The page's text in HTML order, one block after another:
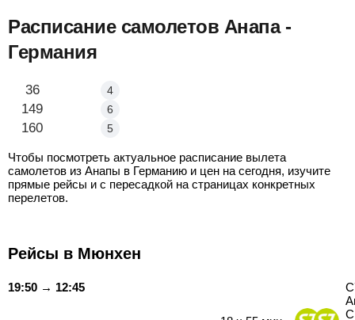
Расписание самолетов Анапа -
Германия
Анапа - Мюнхен
36 4
Анапа - Берлин
149 6
Анапа - Дюссельдорф
160 5
Чтобы посмотреть актуальное расписание вылета
самолетов из Анапы в Германию и цен на сегодня, изучите
прямые рейсы и с пересадкой на страницах конкретных
перелетов.
Рейсы в Мюнхен
19:50 → 12:45